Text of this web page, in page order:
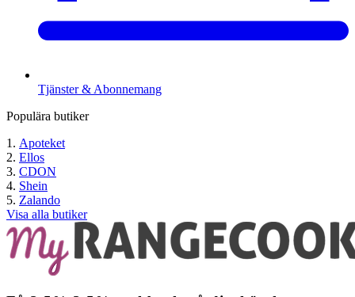
Tjänster & Abonnemang
Populära butiker
Apoteket
Ellos
CDON
Shein
Zalando
Visa alla butiker